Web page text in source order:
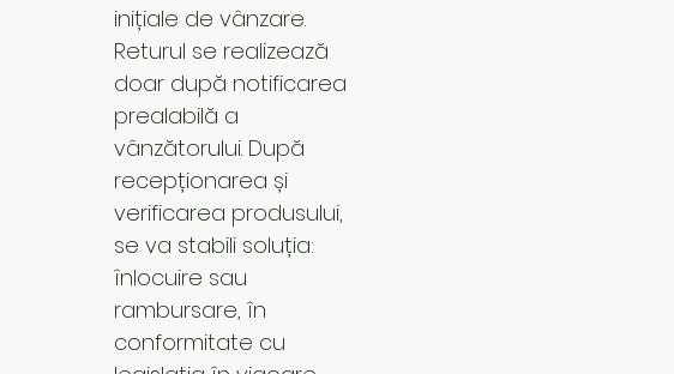
inițiale de vânzare.
Returul se realizează
doar după notificarea
prealabilă a
vânzătorului. După
recepționarea și
verificarea produsului,
se va stabili soluția:
înlocuire sau
rambursare, în
conformitate cu